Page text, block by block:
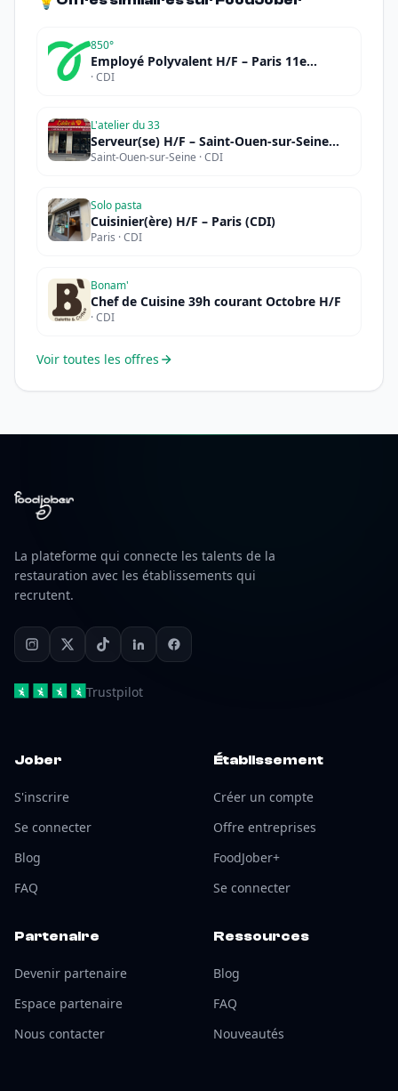
850°
Employé Polyvalent H/F – Paris 11e
(CDI/CDD)
· CDI
L'atelier du 33
Serveur(se) H/F – Saint-Ouen-sur-Seine
(CDI)
Saint-Ouen-sur-Seine · CDI
Solo pasta
Cuisinier(ère) H/F – Paris (CDI)
Paris · CDI
Bonam'
Chef de Cuisine 39h courant Octobre H/F
· CDI
Voir toutes les offres
La plateforme qui connecte les talents de la
restauration avec les établissements qui
recrutent.
Trustpilot
Jober
S'inscrire
Se connecter
Blog
FAQ
Établissement
Créer un compte
Offre entreprises
FoodJober+
Se connecter
Partenaire
Devenir partenaire
Espace partenaire
Nous contacter
Ressources
Blog
FAQ
Nouveautés